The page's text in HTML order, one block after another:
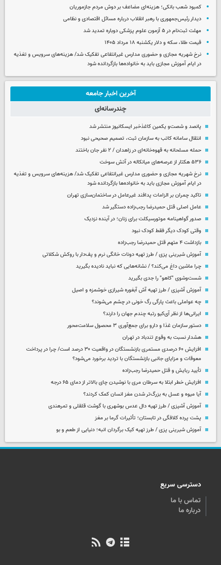
کمبود شعب بانکی؛ هزینه‌ای مضاعف بر دوش مردم جازموریان
دیدار رئیس‌جمهوری با رهبر انقلاب درباره مسائل اقتصادی و نظامی
مهلت ثبت‌نام در ۵ آزمون علوم پزشکی دوباره تمدید شد
قیمت طلا، سکه و دلار یکشنبه ۱۸ مرداد ۱۴۰۵
نرخ شهریه مجازی و حضوری مدارس غیرانتفاعی تفکیک شد/ هزینه‌های سرویس و تغذیه
در ایام آموزش مجازی باید به خانواده‌ها بازگردانده شود
آخرین اخبار جامعه
چندرسانه‌ای
پانصد و شصت‌و یکمین کاغذخبر ایسکانیوز منتشر شد
انتقال سامانه کاتب به سازمان ثبت، تصمیم صحیحی نبود
حمله مسلحانه به قهوه‌خانه‌ای در زاهدان / ۲ نفر جان باختند
۵۳۶ هکتار از عرصه‌های میانکاله در آتش سوخت
نرخ شهریه مجازی و حضوری مدارس غیرانتفاعی تفکیک شد/ هزینه‌های سرویس و تغذیه
در ایام آموزش مجازی باید به خانواده‌ها بازگردانده شود
تاکید چمران بر الزامات پدافند غیرعامل در ساختمان‌سازی تهران
عامل اصلی قتل حمیدرضا رجب‌زاده دستگیر شد
صدور گواهینامه موتورسیکلت برای زنان؛ در آینده نزدیک
وقتی کودک دیگر فقط کودک نبود
بازداشت ۴ متهم قتل حمیدرضا رجب‌زاده
آموزش شیرینی پزی / طرز تهیه دونات خانگی نرم و پف‌دار با روکش شکلاتی
چرا ماشین داغ می‌کند؟ / نشانه‌هایی که نباید نادیده بگیرید
شست‌وشوی "کاهو" را جدی بگیرید
آموزش آشپزی / طرز تهیه آش آبغوره شیرازی خوشمزه و اصیل
چه عواملی باعث پارگی رگ خونی در چشم می‌شوند؟
ایرانی‌ها از نظر آی‌کیو رتبه چندم جهان را دارند؟
دستور سازمان غذا و دارو برای جمع‌آوری ۳ محصول سلامت‌محور
هشدار نسبت به وقوع تندباد در تهران
افزایش ۶۰ درصدی مستمری‌ بازنشستگان در واقعیت ۳۰ درصد است/ چرا در پرداخت
معوقات و مزایای جانبی بازنشستگان با تردید برخورد می‌شود؟
تأیید ربایش و قتل حمیدرضا رجب‌زاده
افزایش خطر ابتلا به سرطان مری با نوشیدن چای بالاتر از دمای ۶۵ درجه
آیا میوه و عسل به بزرگ‌تر شدن مغز انسان کمک کردند؟
آموزش آشپزی / طرز تهیه دال عدس بوشهری با گوشت قلقلی و تمرهندی
پشت پرده کلافگی در تابستان؛ تأثیرات گرما بر مغز
آموزش شیرینی پزی / طرز تهیه کیک برگردان انبه؛ دنیایی از طعم و بو
دسترسی سریع
تماس با ما
درباره ما